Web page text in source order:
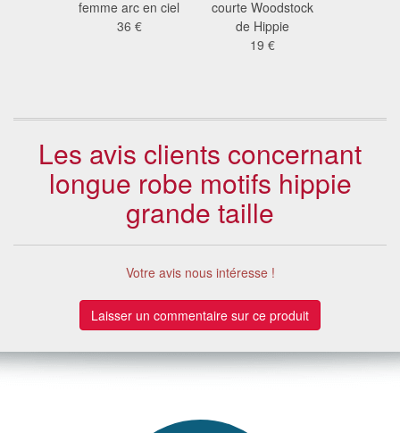
femme arc en ciel
36 €
courte Woodstock
de Hippie
19 €
Les avis clients concernant
longue robe motifs hippie
grande taille
Votre avis nous intéresse !
Laisser un commentaire sur ce produit